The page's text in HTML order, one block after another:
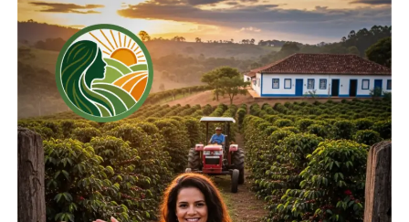
UP NEXT
Cotação agrícola para região de Guarapuava
NÃO PERCA
Agrária e FAPA promovem Dia de Campo de
Verão em fevereiro